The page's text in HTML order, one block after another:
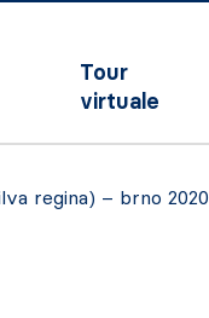
Tour
virtuale
regina) – brno 2020